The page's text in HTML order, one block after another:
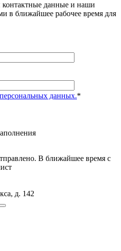
данные и наши
в ближайшее рабочее время для
данных.*
В ближайшее время с
д. 142